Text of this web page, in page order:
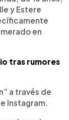
y Estere
en
tras rumores
a través de
Instagram.